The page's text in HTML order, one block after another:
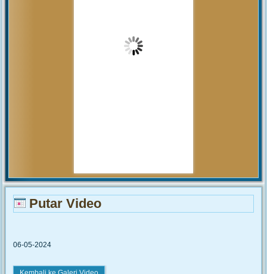
MUHAMMAD ARIF
(Alumni)
2018-12-05 10:42:02
Putar Video
06-05-2024